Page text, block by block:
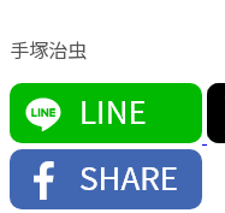
手塚治虫